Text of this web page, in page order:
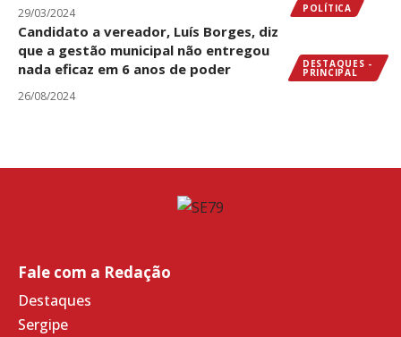
POLÍTICA
29/03/2024
DESTAQUES -
PRINCIPAL
Candidato a vereador, Luís Borges, diz
que a gestão municipal não entregou
nada eficaz em 6 anos de poder
26/08/2024
Fale com a Redação
Destaques
Sergipe